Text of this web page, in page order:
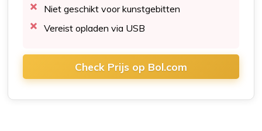
Niet geschikt voor kunstgebitten
Vereist opladen via USB
Check Prijs op Bol.com